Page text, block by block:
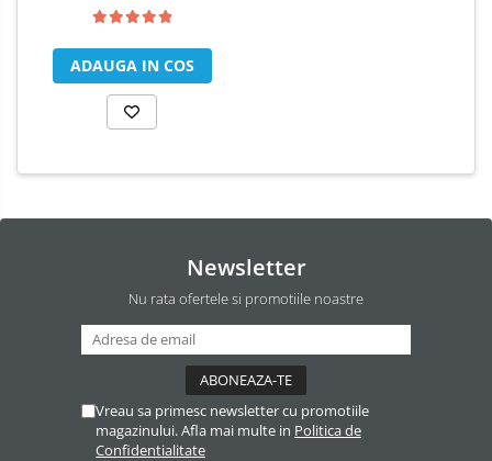
ADAUGA IN COS
Newsletter
Nu rata ofertele si promotiile noastre
Vreau sa primesc newsletter cu promotiile
magazinului. Afla mai multe in Politica de
Confidentialitate